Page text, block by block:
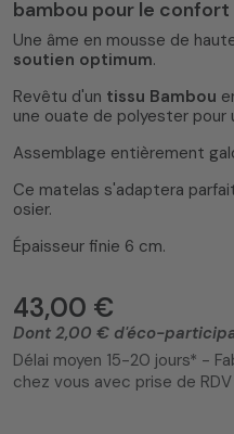
4.8/5(114
bambou pour le
Une âme en mousse de
soutien optimum.
Revêtu d'un tissu Bambou
une ouate de polyester pour
Assemblage entièrement
Ce matelas s'adaptera
osier.
Épaisseur finie 6 cm.
43,00 €
Dont 2,00 € d'éco-
Délai moyen 15-20 jours* -
chez vous avec prise de RDV